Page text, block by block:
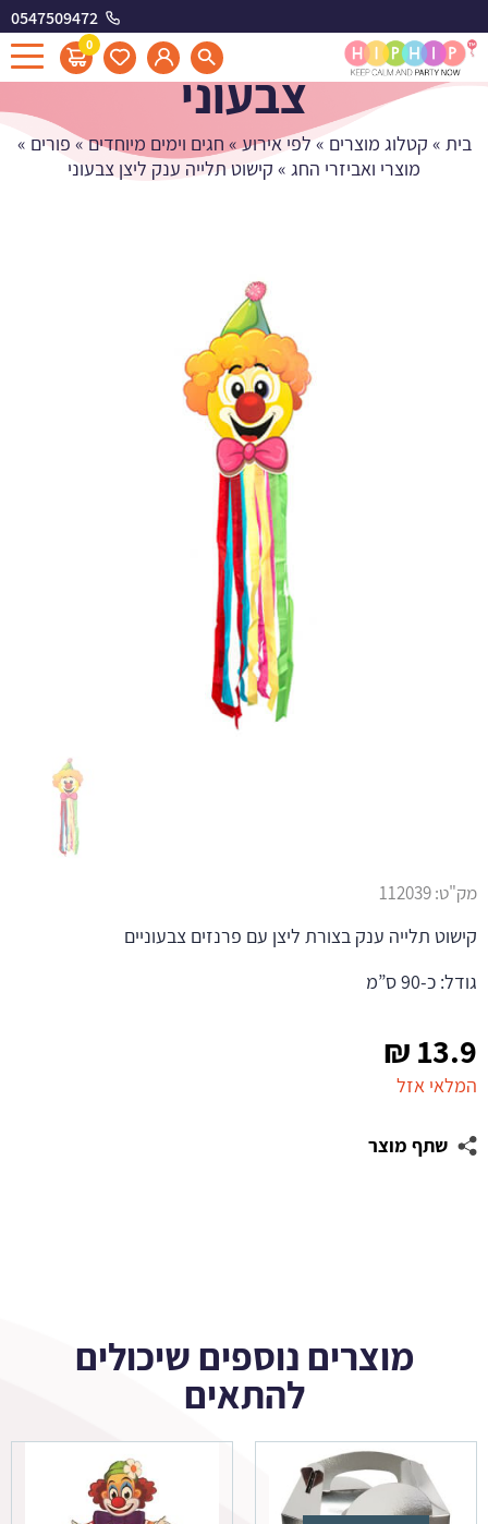
0547509472
0
קישוט תלייה ענק ליצן
צבעוני
בית » קטלוג מוצרים » לפי אירוע» חגים וימים מיוחדים» פורים »
מוצרי ואביזרי החג » קישוט תלייה ענק ליצן צבעוני
13.9
₪
המלאי אזל
שתף מוצר
מק"ט:112039
קישוט תלייה ענק בצורת ליצן עם פרנזים צבעוניים
גודל: כ-90 ס”מ
מוצרים נוספים שיכולים
להתאים